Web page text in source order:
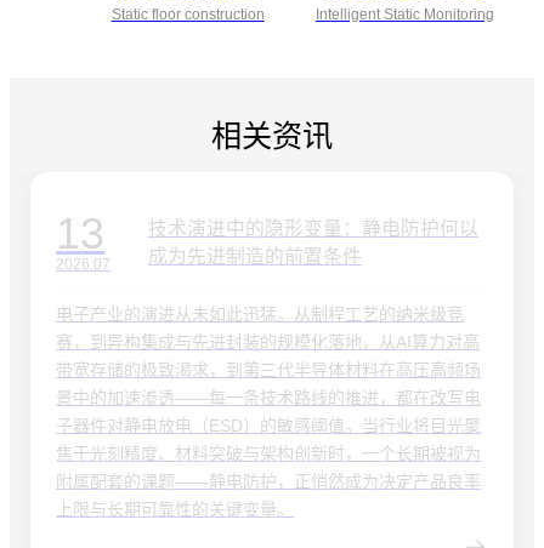
Static floor construction Intelligent Static Monitoring
相关资讯
13
2026.07
技术演进中的隐形变量：静电防护何以
成为先进制造的前置条件
电子产业的演进从未如此迅猛。从制程工艺的纳米级竞
赛，到异构集成与先进封装的规模化落地，从AI算力对高
带宽存储的极致渴求，到第三代半导体材料在高压高频场
景中的加速渗透——每一条技术路线的推进，都在改写电
子器件对静电放电（ESD）的敏感阈值。当行业将目光聚
焦于光刻精度、材料突破与架构创新时，一个长期被视为
附属配套的课题——静电防护，正悄然成为决定产品良率
上限与长期可靠性的关键变量。